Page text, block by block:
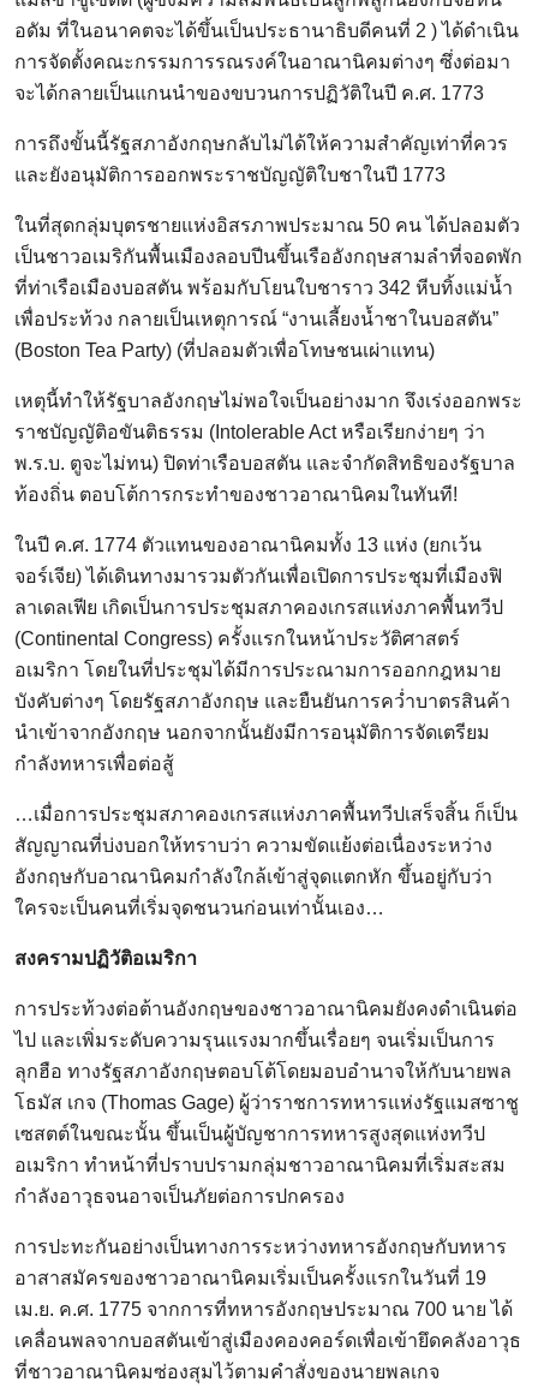
อดัม ที่ในอนาคตจะได้ขึ้นเป็นประธานาธิบดีคนที่ 2 ) ได้ดำเนิน
การจัดตั้งคณะกรรมการรณรงค์ในอาณานิคมต่างๆ ซึ่งต่อมา
จะได้กลายเป็นแกนนำของขบวนการปฏิวัติในปี ค.ศ. 1773
การถึงขั้นนี้รัฐสภาอังกฤษกลับไม่ได้ให้ความสำคัญเท่าที่ควร
และยังอนุมัติการออกพระราชบัญญัติใบชาในปี 1773
ในที่สุดกลุ่มบุตรชายแห่งอิสรภาพประมาณ 50 คน ได้ปลอมตัว
เป็นชาวอเมริกันพื้นเมืองลอบปีนขึ้นเรืออังกฤษสามลำที่จอดพัก
ที่ท่าเรือเมืองบอสตัน พร้อมกับโยนใบชาราว 342 หีบทิ้งแม่น้ำ
เพื่อประท้วง กลายเป็นเหตุการณ์ “งานเลี้ยงน้ำชาในบอสตัน”
(Boston Tea Party) (ที่ปลอมตัวเพื่อโทษชนเผ่าแทน)
เหตุนี้ทำให้รัฐบาลอังกฤษไม่พอใจเป็นอย่างมาก จึงเร่งออกพระ
ราชบัญญัติอขันติธรรม (Intolerable Act หรือเรียกง่ายๆ ว่า
พ.ร.บ. ตูจะไม่ทน) ปิดท่าเรือบอสตัน และจำกัดสิทธิของรัฐบาล
ท้องถิ่น ตอบโต้การกระทำของชาวอาณานิคมในทันที!
ในปี ค.ศ. 1774 ตัวแทนของอาณานิคมทั้ง 13 แห่ง (ยกเว้น
จอร์เจีย) ได้เดินทางมารวมตัวกันเพื่อเปิดการประชุมที่เมืองฟิ
ลาเดลเฟีย เกิดเป็นการประชุมสภาคองเกรสแห่งภาคพื้นทวีป
(Continental Congress) ครั้งแรกในหน้าประวัติศาสตร์
อเมริกา โดยในที่ประชุมได้มีการประณามการออกกฎหมาย
บังคับต่างๆ โดยรัฐสภาอังกฤษ และยืนยันการคว่ำบาตรสินค้า
นำเข้าจากอังกฤษ นอกจากนั้นยังมีการอนุมัติการจัดเตรียม
กำลังทหารเพื่อต่อสู้
…เมื่อการประชุมสภาคองเกรสแห่งภาคพื้นทวีปเสร็จสิ้น ก็เป็น
สัญญาณที่บ่งบอกให้ทราบว่า ความขัดแย้งต่อเนื่องระหว่าง
อังกฤษกับอาณานิคมกำลังใกล้เข้าสู่จุดแตกหัก ขึ้นอยู่กับว่า
ใครจะเป็นคนที่เริ่มจุดชนวนก่อนเท่านั้นเอง…
สงครามปฏิวัติอเมริกา
การประท้วงต่อต้านอังกฤษของชาวอาณานิคมยังคงดำเนินต่อ
ไป และเพิ่มระดับความรุนแรงมากขึ้นเรื่อยๆ จนเริ่มเป็นการ
ลุกฮือ ทางรัฐสภาอังกฤษตอบโต้โดยมอบอำนาจให้กับนายพล
โธมัส เกจ (Thomas Gage) ผู้ว่าราชการทหารแห่งรัฐแมสซาชู
เซสตต์ในขณะนั้น ขึ้นเป็นผู้บัญชาการทหารสูงสุดแห่งทวีป
อเมริกา ทำหน้าที่ปราบปรามกลุ่มชาวอาณานิคมที่เริ่มสะสม
กำลังอาวุธจนอาจเป็นภัยต่อการปกครอง
การปะทะกันอย่างเป็นทางการระหว่างทหารอังกฤษกับทหาร
อาสาสมัครของชาวอาณานิคมเริ่มเป็นครั้งแรกในวันที่ 19
เม.ย. ค.ศ. 1775 จากการที่ทหารอังกฤษประมาณ 700 นาย ได้
เคลื่อนพลจากบอสตันเข้าสู่เมืองคองคอร์ดเพื่อเข้ายึดคลังอาวุธ
ที่ชาวอาณานิคมซ่องสุมไว้ตามคำสั่งของนายพลเกจ